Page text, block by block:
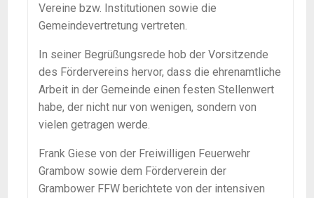
Vereine bzw. Institutionen sowie die
Gemeindevertretung vertreten.
In seiner Begrüßungsrede hob der Vorsitzende
des Fördervereins hervor, dass die ehrenamtliche
Arbeit in der Gemeinde einen festen Stellenwert
habe, der nicht nur von wenigen, sondern von
vielen getragen werde.
Frank Giese von der Freiwilligen Feuerwehr
Grambow sowie dem Förderverein der
Grambower FFW berichtete von der intensiven